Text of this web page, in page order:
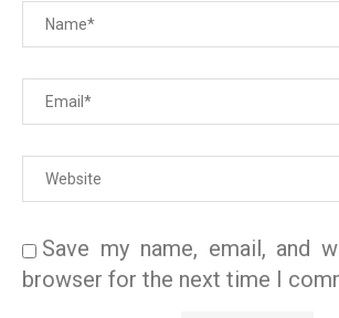
Save my name, email, and
browser for the next time I